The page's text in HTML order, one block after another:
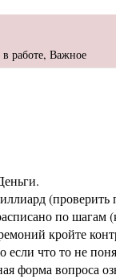
в работе, Важное
(проверить
по шагам
кройте
если что то не
форма вопроса